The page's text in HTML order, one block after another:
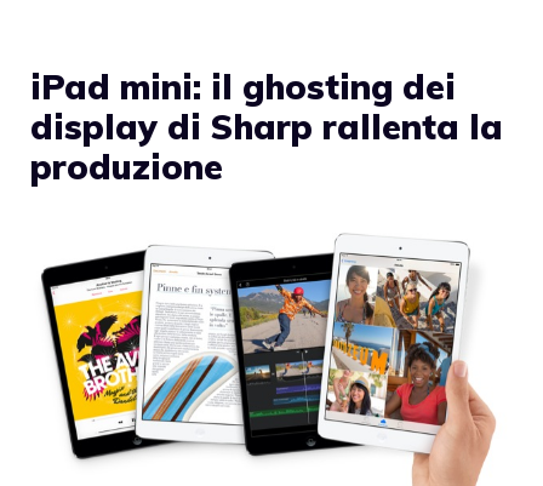
iPad mini: il ghosting dei
display di Sharp rallenta la
produzione